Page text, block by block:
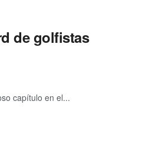
de golfistas
capítulo en el...